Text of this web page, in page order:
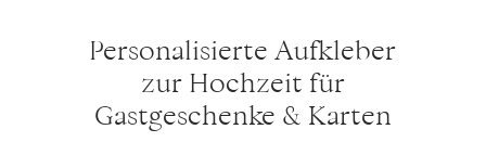
Personalisierte Aufkleber
zur Hochzeit für
Gastgeschenke & Karten